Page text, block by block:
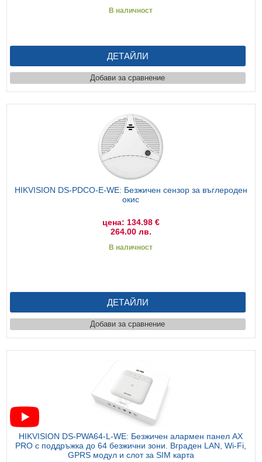
В наличност
ДЕТАЙЛИ
Добави за сравнение
HIKVISION DS-PDCO-E-WE: Безжичен сензор за въглероден
окис
цена: 134.98 €
264.00 лв.
В наличност
ДЕТАЙЛИ
Добави за сравнение
HIKVISION DS-PWA64-L-WE: Безжичен алармен панел AX
PRO с поддръжка до 64 безжични зони. Вграден LAN, Wi-Fi,
GPRS модул и слот за SIM карта